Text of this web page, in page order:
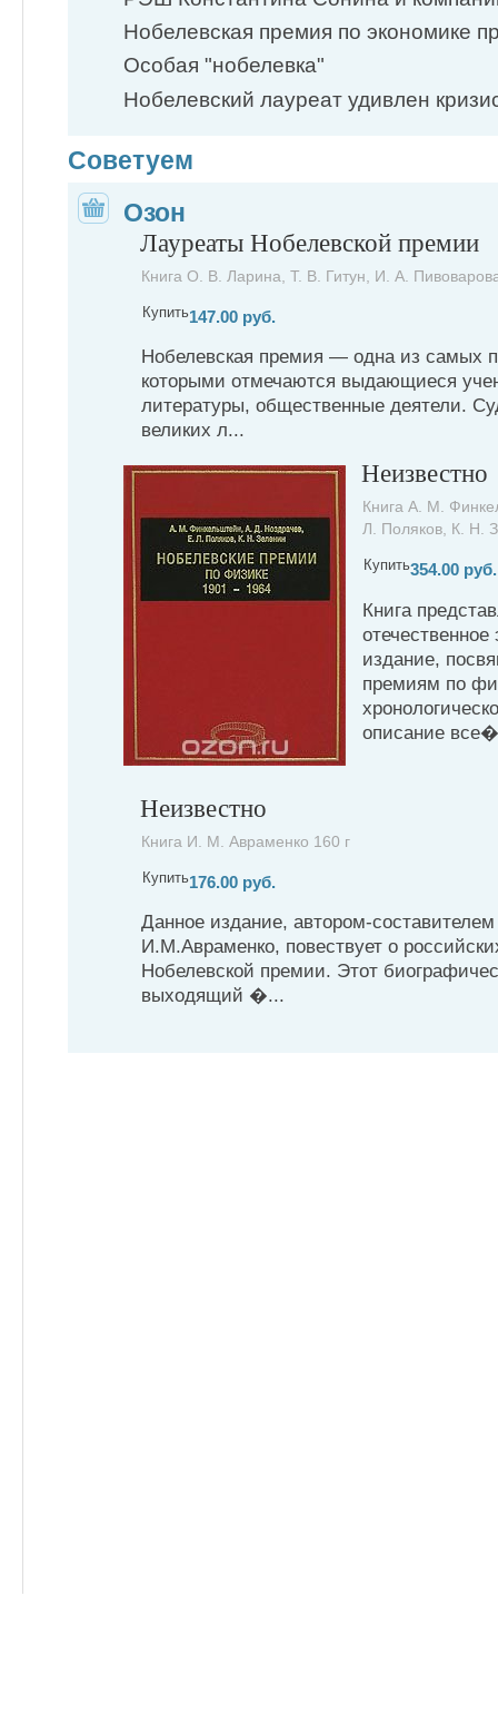
Нобелевская премия по экономике
Особая "нобелевка"
Нобелевский лауреат удивлен
Советуем
Озон
Лауреаты Нобелевской премии
Книга О. В. Ларина, Т. В. Гитун, И. А.
Купить147.00 руб.
Нобелевская премия — одна из самых
которыми отмечаются выдающиеся
литературы, общественные деятели.
великих л...
Неизвестно
Книга А. М.
Л. Поляков, К. Н.
Купить354.00 руб.
Книга
издание,
премиям по
описание
Неизвестно
Книга И. М. Авраменко 160 г
Купить176.00 руб.
Данное издание, автором-составителем
И.М.Авраменко, повествует о
Нобелевской премии. Этот
выходящий �...